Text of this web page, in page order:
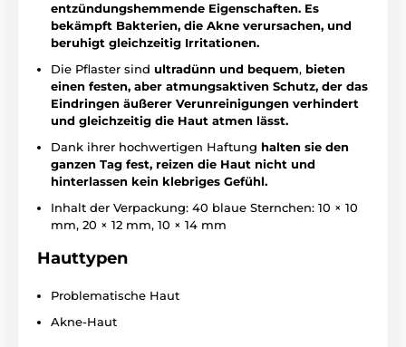
entzündungshemmende Eigenschaften. Es
bekämpft Bakterien, die Akne verursachen, und
beruhigt gleichzeitig Irritationen.
Die Pflaster sind ultradünn und bequem, bieten
einen festen, aber atmungsaktiven Schutz, der das
Eindringen äußerer Verunreinigungen verhindert
und gleichzeitig die Haut atmen lässt.
Dank ihrer hochwertigen Haftung halten sie den
ganzen Tag fest, reizen die Haut nicht und
hinterlassen kein klebriges Gefühl.
Inhalt der Verpackung: 40 blaue Sternchen: 10 × 10
mm, 20 × 12 mm, 10 × 14 mm
Hauttypen
Problematische Haut
Akne-Haut